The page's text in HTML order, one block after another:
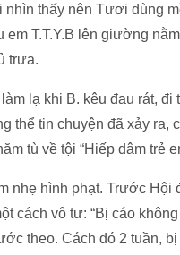
thấy nên Tươi dùng
T.T.Y.B lên giường
trưa.
lạ khi B. kêu đau rát,
thể tin chuyện đã xảy
tù về tội “Hiếp dâm trẻ
nhẹ hình phạt. Trước Hội
cách vô tư: “Bị cáo
theo. Cách đó 2 tuần,